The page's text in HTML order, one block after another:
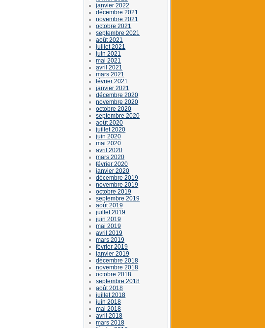
janvier 2022
décembre 2021
novembre 2021
octobre 2021
septembre 2021
août 2021
juillet 2021
juin 2021
mai 2021
avril 2021
mars 2021
février 2021
janvier 2021
décembre 2020
novembre 2020
octobre 2020
septembre 2020
août 2020
juillet 2020
juin 2020
mai 2020
avril 2020
mars 2020
février 2020
janvier 2020
décembre 2019
novembre 2019
octobre 2019
septembre 2019
août 2019
juillet 2019
juin 2019
mai 2019
avril 2019
mars 2019
février 2019
janvier 2019
décembre 2018
novembre 2018
octobre 2018
septembre 2018
août 2018
juillet 2018
juin 2018
mai 2018
avril 2018
mars 2018